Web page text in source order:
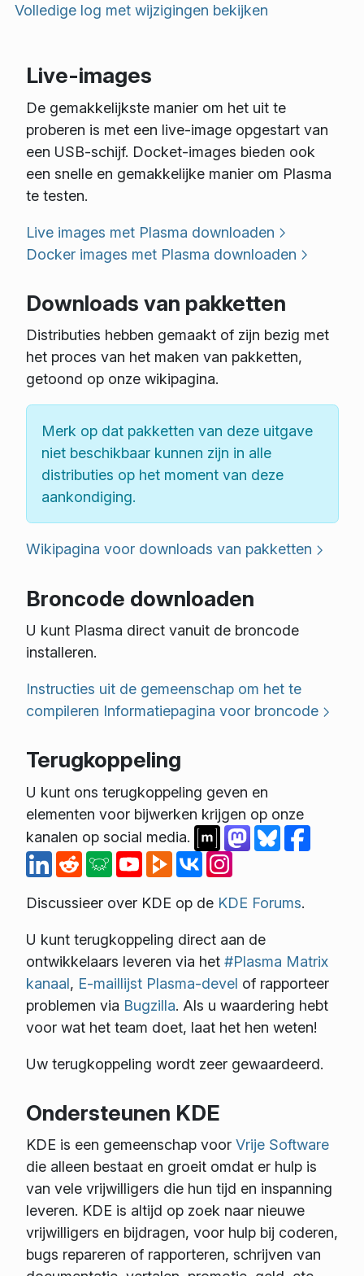
Volledige log met wijzigingen bekijken
Live-images
De gemakkelijkste manier om het uit te
proberen is met een live-image opgestart van
een USB-schijf. Docket-images bieden ook
een snelle en gemakkelijke manier om Plasma
te testen.
Live images met Plasma downloaden
Docker images met Plasma downloaden
Downloads van pakketten
Distributies hebben gemaakt of zijn bezig met
het proces van het maken van pakketten,
getoond op onze wikipagina.
Merk op dat pakketten van deze uitgave
niet beschikbaar kunnen zijn in alle
distributies op het moment van deze
aankondiging.
Wikipagina voor downloads van pakketten
Broncode downloaden
U kunt Plasma direct vanuit de broncode
installeren.
Instructies uit de gemeenschap om het te
compileren Informatiepagina voor broncode
Terugkoppeling
U kunt ons terugkoppeling geven en
elementen voor bijwerken krijgen op onze
kanalen op social media.
Discussieer over KDE op de KDE Forums.
U kunt terugkoppeling direct aan de
ontwikkelaars leveren via het #Plasma Matrix
kanaal, E-maillijst Plasma-devel of rapporteer
problemen via Bugzilla. Als u waardering hebt
voor wat het team doet, laat het hen weten!
Uw terugkoppeling wordt zeer gewaardeerd.
Ondersteunen KDE
KDE is een gemeenschap voor Vrije Software
die alleen bestaat en groeit omdat er hulp is
van vele vrijwilligers die hun tijd en inspanning
leveren. KDE is altijd op zoek naar nieuwe
vrijwilligers en bijdragen, voor hulp bij coderen,
bugs repareren of rapporteren, schrijven van